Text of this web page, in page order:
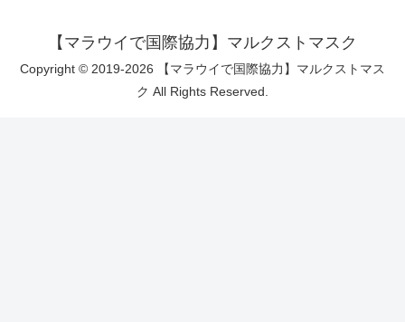
【マラウイで国際協力】マルクストマスク
Copyright © 2019-2026 【マラウイで国際協力】マルクストマス
ク All Rights Reserved.